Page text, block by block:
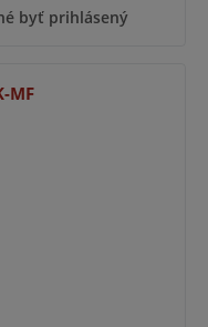
byť prihlásený
MF